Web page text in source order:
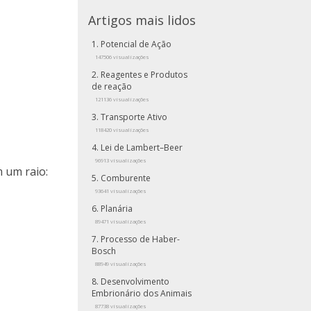
um raio:
Artigos mais lidos
Potencial de Ação
147506 visualizações
Reagentes e Produtos
de reação
121136 visualizações
Transporte Ativo
118420 visualizações
Lei de Lambert–Beer
96913 visualizações
Comburente
93641 visualizações
Planária
89471 visualizações
Processo de Haber-
Bosch
88949 visualizações
Desenvolvimento
Embrionário dos Animais
87738 visualizações